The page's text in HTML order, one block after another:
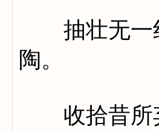
抽壮无一线
陶。
收拾昔所弃